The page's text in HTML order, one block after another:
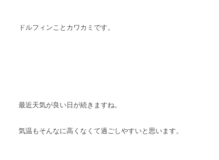
ドルフィンことカワカミです。
最近天気が良い日が続きますね。
気温もそんなに高くなくて過ごしやすいと思います。